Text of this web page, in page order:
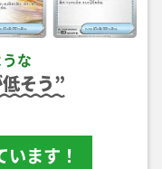
￥3,900
082/070
￥3,600
Nのゾロアークex
SV9 127/100 SAR
DPt1-B
カプ・テテフGX
SM2L 052/050 SR
の決心 M1L
メガフシギバナex
な
そう”
います！